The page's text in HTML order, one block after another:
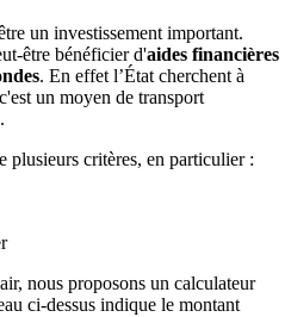
un investissement important.
être bénéficier d'aides financières
. En effet l’État cherchent à
un moyen de transport
plusieurs critères, en particulier :
nous proposons un calculateur
ci-dessus indique le montant